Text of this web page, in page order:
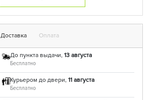
Доставка Оплата
До пункта выдачи, 13 августа
Бесплатно
Курьером до двери, 11 августа
Бесплатно